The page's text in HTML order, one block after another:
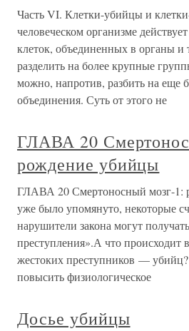
Часть VI. Клетки-убийцы и
человеческом организме
клеток, объединенных в органы
разделить на более крупные
можно, напротив, разбить на еще
объединения. Суть от этого не
ГЛАВА 20
рождение убийцы
ГЛАВА 20 Смертоносный мозг-1:
уже было упомянуто, некоторые
нарушители закона могут
преступления».А что происходит
жестоких преступников —
повысить физиологическое
Досье убийцы